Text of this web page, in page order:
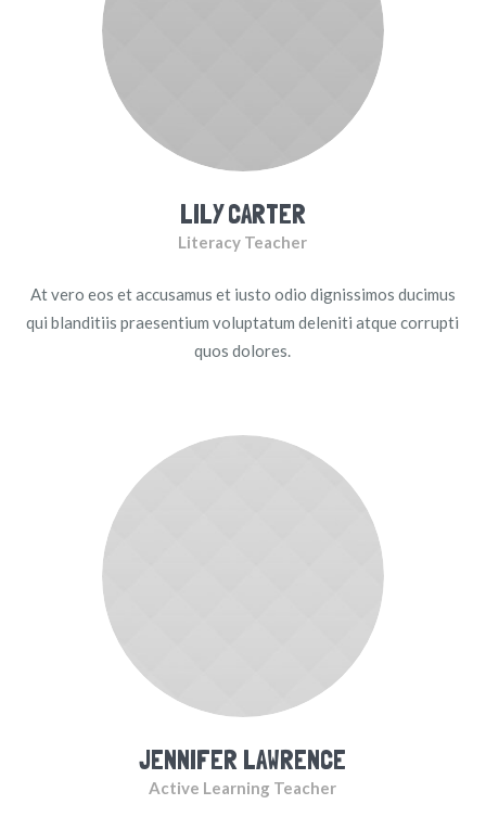
LILY CARTER
Literacy Teacher
At vero eos et accusamus et iusto odio dignissimos ducimus
qui blanditiis praesentium voluptatum deleniti atque corrupti
quos dolores.
JENNIFER LAWRENCE
Active Learning Teacher